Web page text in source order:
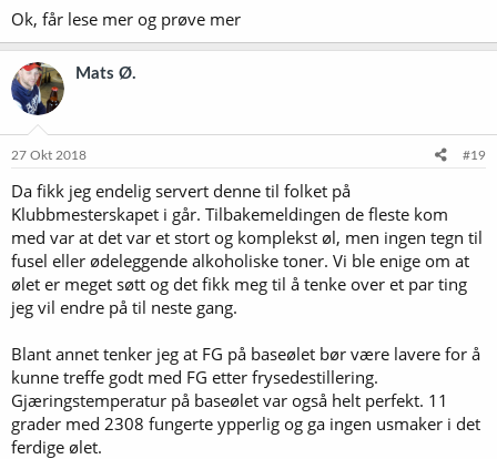
Ok, får lese mer og prøve mer
Mats Ø.
27 Okt 2018 #19
Da fikk jeg endelig servert denne til folket på
Klubbmesterskapet i går. Tilbakemeldingen de fleste kom
med var at det var et stort og komplekst øl, men ingen tegn til
fusel eller ødeleggende alkoholiske toner. Vi ble enige om at
ølet er meget søtt og det fikk meg til å tenke over et par ting
jeg vil endre på til neste gang.
Blant annet tenker jeg at FG på baseølet bør være lavere for å
kunne treffe godt med FG etter frysedestillering.
Gjæringstemperatur på baseølet var også helt perfekt. 11
grader med 2308 fungerte ypperlig og ga ingen usmaker i det
ferdige ølet.